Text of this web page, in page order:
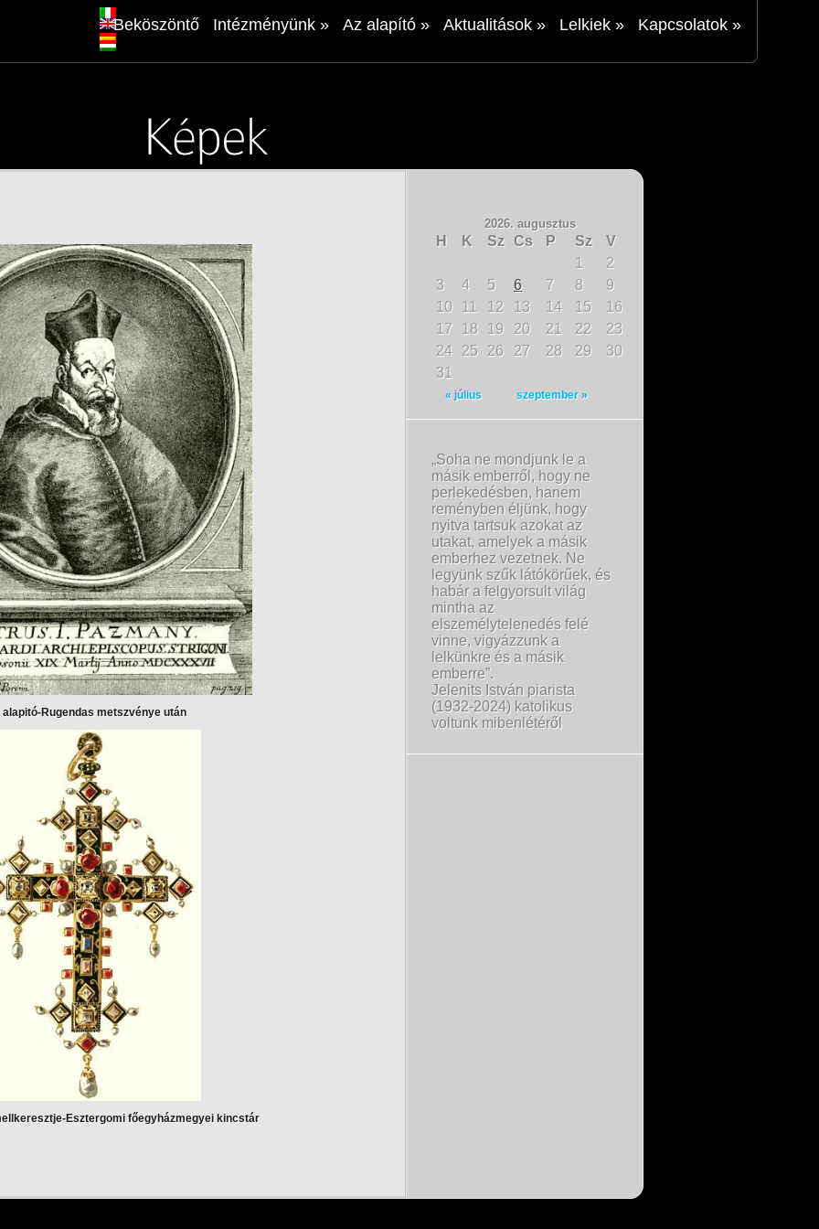
Beköszöntő Intézményünk» Az alapító» Aktualitások» Lelkiek» Kapcsolatok»
alapitó-Rugendas metszvénye után
Esztergomi főegyházmegyei kincstár
2026. augusztus
H K Sz Cs P Sz V
« július szeptember »
1
2
3
4 5 6 7 8
9
10
11 12 13 14 15
16
17
18 19 20 21 22
23
24
25 26 27 28 29
30
31
„Soha ne mondjunk le a
másik emberről, hogy ne
perlekedésben, hanem
reményben éljünk, hogy
nyitva tartsuk azokat az
utakat, amelyek a másik
emberhez vezetnek. Ne
legyünk szűk látókörűek, és
habár a felgyorsult világ
mintha az
elszemélytelenedés felé
vinne, vigyázzunk a
lelkünkre és a másik
emberre”.
Jelenits István piarista
(1932-2024) katolikus
voltunk mibenlétéről